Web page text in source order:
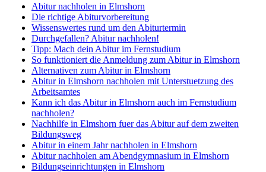
Abitur nachholen in Elmshorn
Die richtige Abiturvorbereitung
Wissenswertes rund um den Abiturtermin
Durchgefallen? Abitur nachholen!
Tipp: Mach dein Abitur im Fernstudium
So funktioniert die Anmeldung zum Abitur in Elmshorn
Alternativen zum Abitur in Elmshorn
Abitur in Elmshorn nachholen mit Unterstuetzung des
Arbeitsamtes
Kann ich das Abitur in Elmshorn auch im Fernstudium
nachholen?
Nachhilfe in Elmshorn fuer das Abitur auf dem zweiten
Bildungsweg
Abitur in einem Jahr nachholen in Elmshorn
Abitur nachholen am Abendgymnasium in Elmshorn
Bildungseinrichtungen in Elmshorn